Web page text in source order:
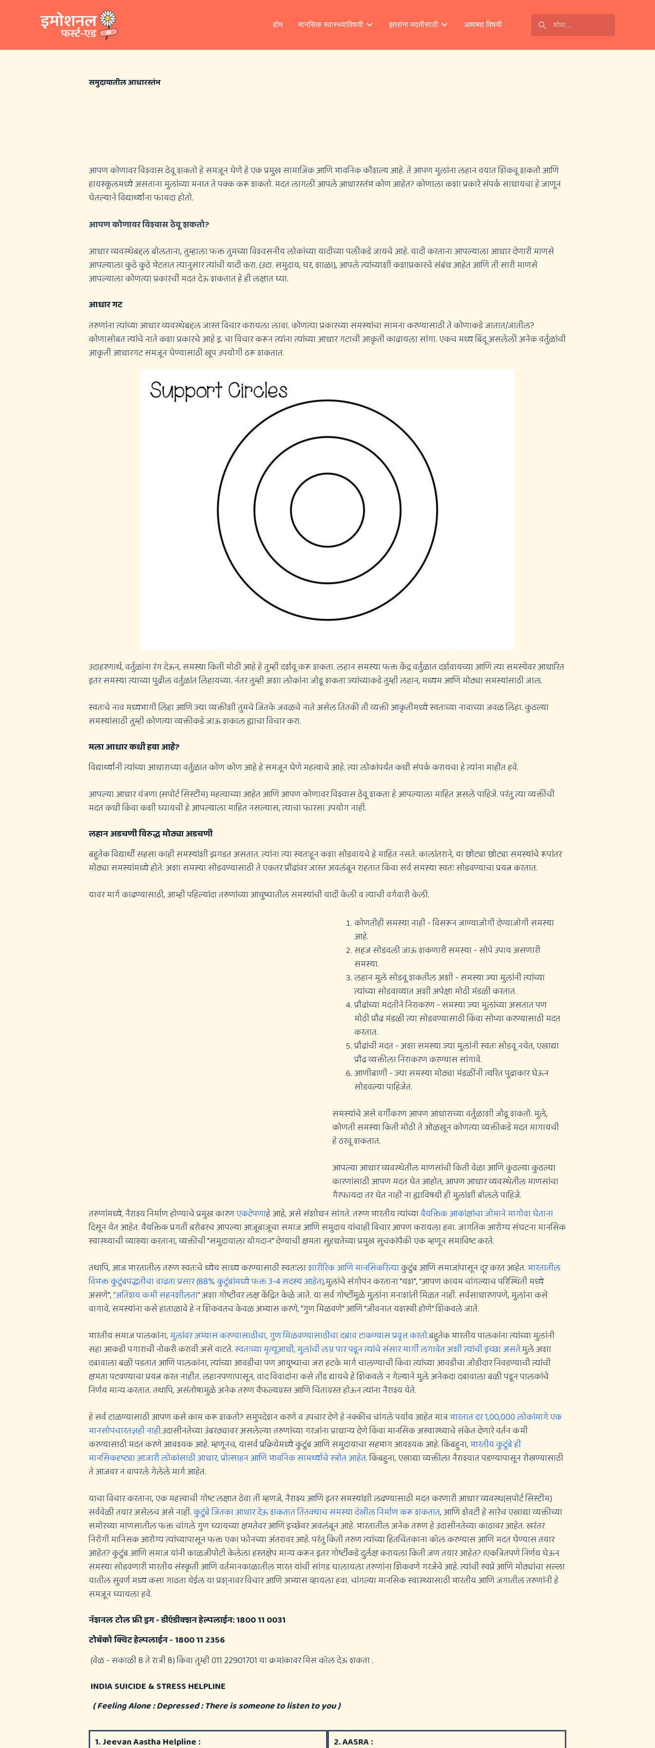
होम मानसिक स्वास्थ्याविषयी इतरांना मदतीसाठी आमच्या विषयी
समुदायातील आधारस्तंभ
आपण कोणावर विश्वास ठेवू शकतो हे समजून घेणे हे एक प्रमुख सामाजिक आणि भावनिक कौशल्य आहे. ते आपण मुलांना लहान वयात शिकवू शकतो आणि
हायस्कूलमध्ये असताना मुलांच्या मनात ते पक्क करू शकतो. मदत लागली आपले आधारस्तंभ कोण आहेत? कोणाला कशा प्रकारे संपर्क साधायचा हे जाणून
घेतल्याने विद्यार्थ्यांना फायदा होतो.
आपण कोणावर विश्वास ठेवू शकतो?
आधार व्यवस्थेबद्दल बोलताना, तुम्हाला फक्त तुमच्या विश्वसनीय लोकांच्या यादीच्या पलीकडे जायचे आहे. यादी करताना आपल्याला आधार देणारी माणसे
आपल्याला कुठे कुठे भेटतात त्यानुसार त्यांची यादी करा. (उदा. समुदाय, घर, शाळा), आपले त्यांच्याशी कशाप्रकारचे संबंध आहेत आणि ती सारी माणसे
आपल्याला कोणत्या प्रकारची मदत देऊ शकतात हे ही लक्षात घ्या.
आधार गट
तरुणांना त्यांच्या आधार व्यवस्थेबद्दल जास्त विचार करायला लावा. कोणत्या प्रकारच्या समस्यांचा सामना करण्यासाठी ते कोणाकडे जातात/जातील?
कोणासोबत त्यांचे नाते कशा प्रकारचे आहे इ. चा विचार करून त्यांना त्यांच्या आधार गटाची आकृती काढायला सांगा. एकच मध्य बिंदू असलेली अनेक वर्तुळांची
आकृती आधारगट समजून घेण्यासाठी खूप उपयोगी ठरू शकतात.
उदाहरणार्थ, वर्तुळांना रंग देऊन, समस्या किती मोठी आहे हे तुम्ही दर्शवू करू शकता. लहान समस्या फक्त केंद्र वर्तुळात दर्शवायच्या आणि त्या समस्येवर आधारित
इतर समस्या त्याच्या पुढील वर्तुळांत लिहायच्या. नंतर तुम्ही अशा लोकांना जोडू शकता ज्यांच्याकडे तुम्ही लहान, मध्यम आणि मोठ्या समस्यांसाठी जाल.
स्वतःचे नाव मध्यभागी लिहा आणि ज्या व्यक्तीशी तुमचे जितके जवळचे नाते असेल तितकी ती व्यक्ती आकृतीमध्ये स्वतःच्या नावाच्या जवळ लिहा. कुठल्या
समस्यांसाठी तुम्ही कोणत्या व्यक्तीकडे जाऊ शकाल ह्याचा विचार करा.
मला आधार कधी हवा आहे?
विद्यार्थ्यांनी त्यांच्या आधाराच्या वर्तुळात कोण कोण आहे हे समजून घेणे महत्वाचे आहे. त्या लोकांपर्यंत कधी संपर्क करायचा हे त्यांना माहीत हवे.
आपल्या आधार यंत्रणा (सपोर्ट सिस्टीम) महत्वाच्या आहेत आणि आपण कोणावर विश्वास ठेवू शकता हे आपल्याला माहित असले पाहिजे. परंतु त्या व्यक्तींची
मदत कधी किंवा कशी घ्यायची हे आपल्याला माहित नसल्यास, त्याचा फारसा उपयोग नाही.
लहान अडचणी विरुद्ध मोठ्या अडचणी
बहुतेक विद्यार्थी सहसा काही समस्यांशी झगडत असतात. त्यांना त्या स्वतःहून कशा सोडवायचे हे माहित नसते. कालांतराने, या छोट्या छोट्या समस्यांचे रूपांतर
मोठ्या समस्यांमध्ये होते. अशा समस्या सोडवण्यासाठी ते एकतर प्रौढांवर जास्त अवलंबून राहतात किंवा सर्व समस्या स्वतः सोडवण्याचा प्रयत्न करतात.
यावर मार्ग काढण्यासाठी, आम्ही पहिल्यांदा तरुणांच्या आयुष्यातील समस्यांची यादी केली व त्याची वर्गवारी केली.
कोणतीही समस्या नाही - विसरून जाण्याजोगी देण्याजोगी समस्या
आहे.
सहज सोडवली जाऊ शकणारी समस्या - सोपे उपाय असणारी
समस्या.
लहान मुले सोडवू शकतील अशी - समस्या ज्या मुलांनी त्यांच्या
त्यांच्या सोडवाव्यात अशी अपेक्षा मोठी मंडळी करतात.
प्रौढांच्या मदतीने निराकरण - समस्या ज्या मुलांच्या असतात पण
मोठी प्रौढ मंडळी त्या सोडवण्यासाठी किंवा सोप्या करण्यासाठी मदत
करतात.
प्रौढांची मदत - अशा समस्या ज्या मुलांनी स्वतः सोडवू नयेत, एखाद्या
प्रौढ व्यक्तीला निराकरण करण्यास सांगावे.
आणीबाणी - ज्या समस्या मोठ्या मंडळींनी त्वरित पुढाकार घेऊन
सोडवल्या पाहिजेत.
समस्यांचे असे वर्गीकरण आपण आधाराच्या वर्तुळाशी जोडू शकतो. मुले,
कोणती समस्या किती मोठी ते ओळखून कोणत्या व्यक्तीकडे मदत मागायची
हे ठरवू शकतात.
आपल्या आधार व्यवस्थेतील माणसांची किती वेळा आणि कुठल्या कुठल्या
कारणांसाठी आपण मदत घेत आहोत, आपण आधार व्यवस्थेतील माणसांचा
गैरफायदा तर घेत नाही ना ह्याविषयी ही मुलांशी बोलले पाहिजे.
तरुणांमध्ये, नैराश्य निर्माण होण्याचे प्रमुख कारणएकटेपणाहे आहे, असे संशोधन सांगते. तरुण भारतीय त्यांच्यावैयक्तिक आकांक्षांचा जोमाने मागोवा घेताना
दिसून येत आहेत. वैयक्तिक प्रगती बरोबरच आपल्या आजूबाजूचा समाज आणि समुदाय यांचाही विचार आपण करायला हवा. जागतिक आरोग्य संघटना मानसिक
स्वास्थ्याची व्याख्या करताना, व्यक्तीची "समुदायाला योगदान" देण्याची क्षमता सुदृधतेच्या प्रमुख सुचकांपैकी एक म्हणून समाविष्ट करते.
तथापि, आज भारतातील तरुण स्वतःचे ध्येय साध्य करण्यासाठी स्वतःलाशारीरिक आणि मानसिकरित्याकुटुंब आणि समाजांपासून दूर करत आहेत.भारतातील
विभक्त कुटुंबपद्धतीचा वाढता प्रसार (88% कुटुंबांमध्ये फक्त 3-4 सदस्य आहेत),मुलांचे संगोपन करताना "यश", “आपण कायम चांगल्याच परिस्थिती मध्ये
असणे",“अतिशय कमी सहनशीलता"अशा गोष्टीवर लक्ष केंद्रित केळे जाते. या सर्व गोष्टींमुळे मुलांना मनःशांती मिळत नाही. सर्वसाधारणपणे, मुलांना कसे
वागावे, समस्यांना कसे हाताळावे हे न शिकवतच केवळ अभ्यास करणे, "गुण मिळवणे" आणि "जीवनात यशस्वी होणे" शिकवले जाते.
भारतीय समाज पालकांना,मुलांवर अभ्यास करण्यासाठीचा, गुण मिळवण्यासाठीचा दबाव टाकण्यास प्रवृत्त करतो.बहुतेक भारतीय पालकांना त्यांच्या मुलांनी
सहा आकडी पगाराची नोकरी करावी असे वाटते.स्वतःच्या मृत्यूआधी, मुलांची लग्न पार पडून त्यांचे संसार मार्गी लगावेत अशी त्यांची इच्छा असते.मुले अशा
दबावाला बळी पडतात आणि पालकांना, त्यांच्या आवडीचा पण आयुष्याचा जरा हटके मार्ग चालण्याची किंवा त्यांच्या आवडीचा जोडीदार निवडण्याची त्यांची
क्षमता पटवण्याचा प्रयत्न करत नाहीत. लहानपणापासून, वाद विवादांना कसे तोंड द्यायचे हे शिकवले न गेल्याने मुले अनेकदा दबावाला बळी पडून पालकांचे
निर्णय मान्य करतात. तथापि, असंतोषामुळे अनेक तरुण वैफल्यग्रस्त आणि चिंताग्रस्त होऊन त्यांना नैराश्य येते.
हे सर्व टाळण्यासाठी आपण कसे काम करू शकतो? समुपदेशन करणे व उपचार देणे हे नक्कीच चांगले पर्याय आहेत मात्रभारतात दर 1,00,000 लोकांमागे एक
मानसोपचारतज्ञही नाही.उदासीनतेच्या उंबरठ्यावर असलेल्या तरुणांच्या गरजांना प्राधान्य देणे किंवा मानसिक अस्वास्थ्याचे संकेत देणारे वर्तन कमी
करण्यासाठी मदत करणे आवश्यक आहे. म्हणूनच, यासर्व प्रक्रियेमध्ये कुटुंब आणि समुदायाचा सहभाग आवश्यक आहे. किंबहुना,भारतीय कुटुंबे ही
मानसिकदृष्ट्या आजारी लोकांसाठी आधार, प्रोत्साहन आणि भावनिक सामर्थ्याचे स्त्रोत आहेत.किंबहुना, एखाद्या व्यक्तीला नैराश्यात पडण्यापासून रोखण्यासाठी
ते आजवर न वापरले गेलेले मार्ग आहेत.
याचा विचार करताना, एक महत्त्वाची गोष्ट लक्षात ठेवा ती म्हणजे, नैराश्य आणि इतर समस्यांशी लढण्यासाठी मदत करणारी आधार व्यवस्थ(सपोर्ट सिस्टीम)
सर्ववेळी तयार असेलच असे नाही.कुटुंबे जितका आधार देऊ शकतात तितक्याच समस्या देखील निर्माण करू शकतात, आणि शेवटी हे सारेच एखाद्या व्यक्तीच्या
समोरच्या माणसातील फक्त चांगले गुण घ्यायच्या क्षमतेवर आणि इच्छेवर अवलंबून आहे. भारतातील अनेक तरुण हे उदासीनतेच्या काठावर आहेत. खरंतर
निरोगी मानिसक आरोग्य त्यांच्यापासून फक्त एका फोनच्या अंतरावर आहे. परंतु किती तरुण त्यांच्या हितचिंतकाना कॉल करण्यास आणि मदत घेण्यास तयार
आहेत? कुटुंब आणि समाज यांनी काळजीपोटी केलेला हस्तक्षेप मान्य करून इतर गोष्टींकडे दुर्लक्ष करायला किती जण तयार आहेत? iएकत्रितपणे निर्णय घेऊन
समस्या सोडवणारी भारतीय संस्कृती आणि वर्तमानकाळातील भारत यांची सांगड घालायला तरुणांना शिकवणे गरजेचे आहे. त्यांची स्वप्ने आणि मोठ्यांचा सल्ला
यातील सुवर्ण मध्य कसा गाठता येईल या प्रश्नावर विचार आणि अभ्यास व्हायला हवा. चांगल्या मानसिक स्वास्थ्यासाठी भारतीय आणि जगातील तरुणांनी हे
समजून घ्यायला हवे.
नॅशनल टोल फ्री ड्रग - डीऍडीक्शन हेल्पलाईन: 1800 11 0031
टोबॅको क्विट हेल्पलाईन - 1800 11 2356
(वेळ - सकाळी 8 ते रात्री 8)किंवा तुम्ही 011 22901701 या क्रमांकावर मिस कॉल देऊ शकता .
INDIA SUICIDE & STRESS HELPLINE
( Feeling Alone : Depressed :There is someone to listen to you )
1. Jeevan Aastha Helpline : 2. AASRA :